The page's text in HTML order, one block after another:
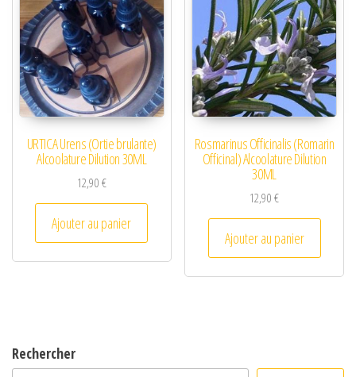
URTICA Urens (Ortie brulante)
Alcoolature Dilution 30ML
12,90€
Ajouter au panier
Rosmarinus Officinalis (Romarin
Officinal) Alcoolature Dilution
30ML
12,90€
Ajouter au panier
Rechercher